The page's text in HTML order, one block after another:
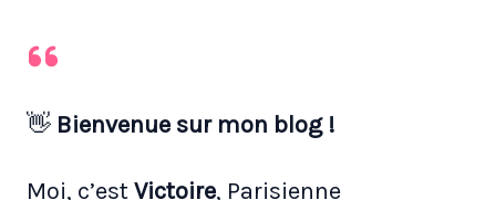
👋 Bienvenue sur mon blog !
Moi, c’estVictoire, Parisienne